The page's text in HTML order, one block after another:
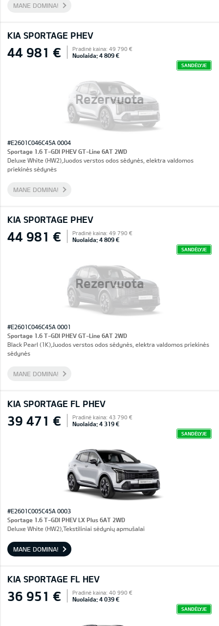
MANE DOMINA!
KIA SPORTAGE PHEV
Rezervuota
44 981 € Pradinė kaina: 49 790 €
Nuolaida: 4 809 €
SANDĖLYJE
#E2601C046C45A 0004
Sportage 1.6 T-GDI PHEV GT-Line 6AT 2WD
Deluxe White (HW2),Juodos verstos odos sėdynės, elektra valdomos
priekinės sėdynės
MANE DOMINA!
KIA SPORTAGE PHEV
Rezervuota
44 981 € Pradinė kaina: 49 790 €
Nuolaida: 4 809 €
SANDĖLYJE
#E2601C046C45A 0001
Sportage 1.6 T-GDI PHEV GT-Line 6AT 2WD
Black Pearl (1K),Juodos verstos odos sėdynės, elektra valdomos priekinės
sėdynės
MANE DOMINA!
KIA SPORTAGE FL PHEV
39 471 € Pradinė kaina: 43 790 €
Nuolaida: 4 319 €
SANDĖLYJE
#E2601C005C45A 0003
Sportage 1.6 T-GDI PHEV LX Plus 6AT 2WD
Deluxe White (HW2),Tekstiliniai sėdynių apmušalai
MANE DOMINA!
KIA SPORTAGE FL HEV
36 951 € Pradinė kaina: 40 990 €
Nuolaida: 4 039 €
SANDĖLYJE